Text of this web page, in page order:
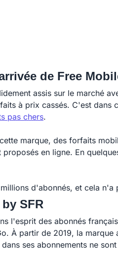
de Free
assis sur le marché
à prix cassés. C'est dans
pas chers.
marque, des forfaits
en ligne. En
d'abonnés, et cela
SFR
l'esprit des abonnés
À partir de 2019, la
ses abonnements ne